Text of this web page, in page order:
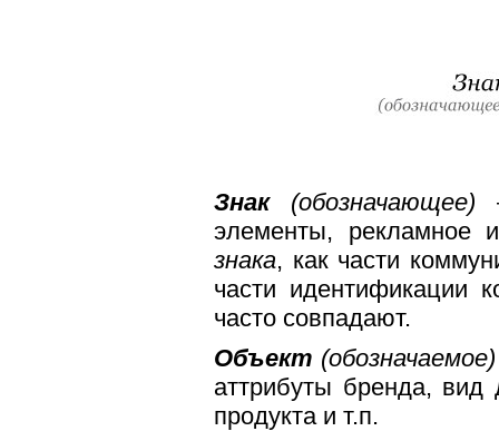
Знак(обозначающее)
элементы, рекламное
знака, как части
части идентификации
часто совпадают.
Объект
аттрибуты бренда, вид
продукта и т.п.